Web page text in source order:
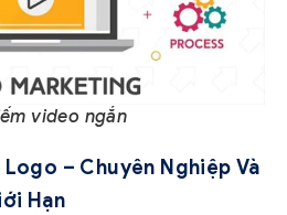
video ngắn
– Chuyên Nghiệp Và
Hạn